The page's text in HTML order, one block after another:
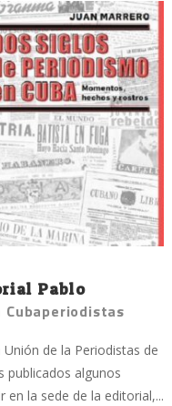
Pablo
Cubaperiodistas
de la Periodistas de
publicados algunos
la sede de la editorial,...